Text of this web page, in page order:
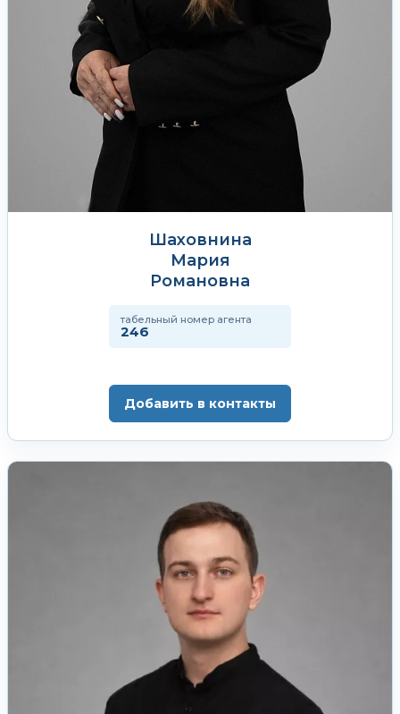
Шаховнина
Мария
Романовна
табельный номер агента
246
Добавить в контакты